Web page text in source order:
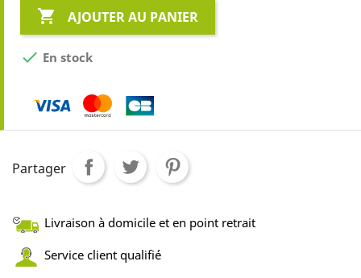
 AJOUTER AU PANIER
 En stock
Partager
Livraison à domicile et en point retrait
Service client qualifié